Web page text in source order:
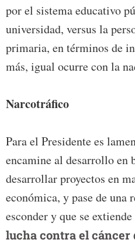
por el sistema educativo
universidad, versus la
primaria, en términos de
más, igual ocurre con la
Narcotráfico
Para el Presidente es
encamine al desarrollo en
desarrollar proyectos en
económica, y pase de una
esconder y que se
lucha contra el cáncer